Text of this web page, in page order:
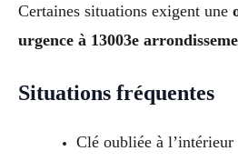
Certaines situations exigent une
urgence à 13003e
Situations fréquentes
Clé oubliée à l’intérieur